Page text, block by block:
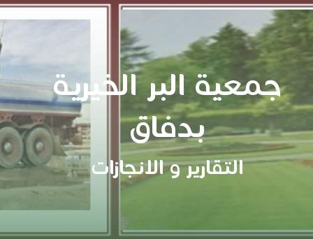
جمعية البر الخيرية
بدفاق
التقارير و الانجازات